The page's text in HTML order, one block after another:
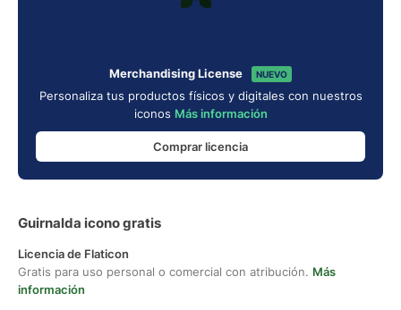
Merchandising License NUEVO
Personaliza tus productos físicos y digitales con nuestros
iconos Más información
Comprar licencia
Guirnalda icono gratis
Licencia de Flaticon
Gratis para uso personal o comercial con atribución. Más
información